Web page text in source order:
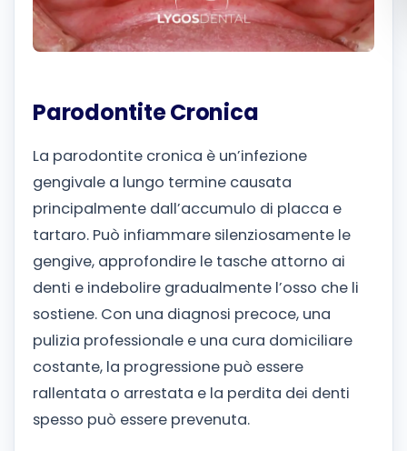
Parodontite Cronica
La parodontite cronica è un’infezione
gengivale a lungo termine causata
principalmente dall’accumulo di placca e
tartaro. Può infiammare silenziosamente le
gengive, approfondire le tasche attorno ai
denti e indebolire gradualmente l’osso che li
sostiene. Con una diagnosi precoce, una
pulizia professionale e una cura domiciliare
costante, la progressione può essere
rallentata o arrestata e la perdita dei denti
spesso può essere prevenuta.